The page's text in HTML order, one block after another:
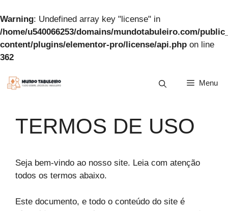
Warning: Undefined array key "license" in
/home/u540066253/domains/mundotabuleiro.com/
content/plugins/elementor-pro/license/api.php on line
362
para
Menu
TERMOS DE USO
Seja bem-vindo ao nosso site. Leia com atenção
todos os termos abaixo.
Este documento, e todo o conteúdo do site é